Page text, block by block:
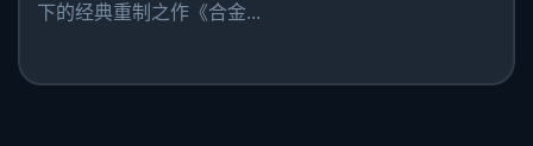
下的经典重制之作《合金...